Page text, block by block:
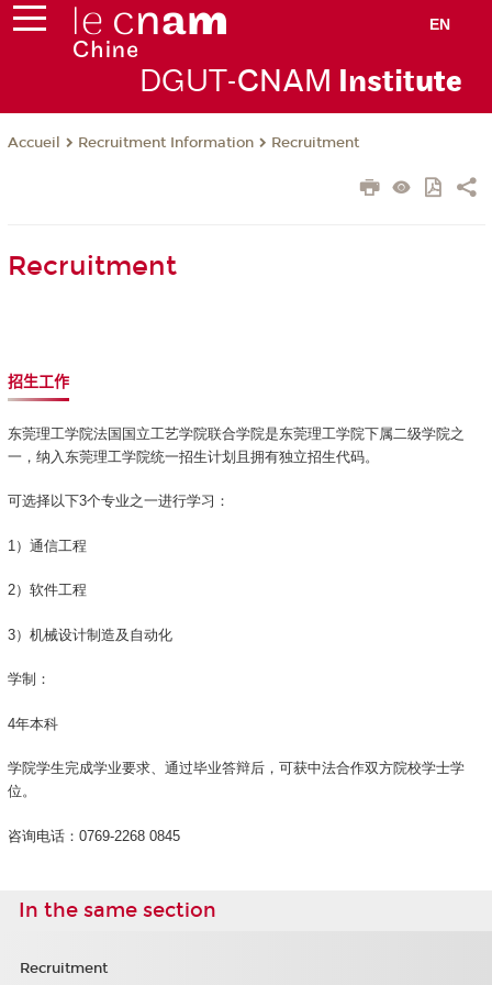
EN
DGUT-CNAM Institute
Accueil Recruitment Information Recruitment
Recruitment
招生工作
东莞理工学院法国国立工艺学院联合学院是东莞理工学院下属二级学院之
一，纳入东莞理工学院统一招生计划且拥有独立招生代码。
可选择以下3个专业之一进行学习：
1）通信工程
2）软件工程
3）机械设计制造及自动化
学制：
4年本科
学院学生完成学业要求、通过毕业答辩后，可获中法合作双方院校学士学
位。
咨询电话：0769-2268 0845
In the same section
Recruitment